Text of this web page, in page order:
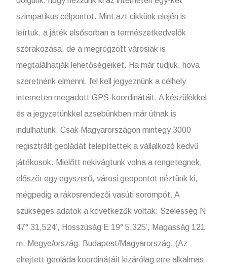
szimpatikus célpontot. Mint azt cikkünk elején is
leírtuk, a játék elsősorban a természetkedvelők
szórakozása, de a megrögzött városiak is
megtalálhatják lehetőségeiket. Ha már tudjuk, hova
szeretnénk elmenni, fel kell jegyeznünk a célhely
interneten megadott GPS-koordinátáit. A készülékkel
és a jegyzetünkkel azsebünkben már útnak is
indulhatunk. Csak Magyarországon mintegy 3000
regisztrált geoládát telepítettek a vállalkozó kedvű
játékosok. Mielőtt nekivágtunk volna a rengetegnek,
először egy egyszerű, városi geopontot néztünk ki,
mégpedig a rákosrendezői vasúti sorompót. A
szükséges adatok a következők voltak: Szélesség N
47° 31,524’, Hosszúság E 19° 5,325’, Magasság 121
m. Megye/ország: Budapest/Magyarország. (Az
elrejtett geoláda koordinátáit kizárólag erre alkalmas